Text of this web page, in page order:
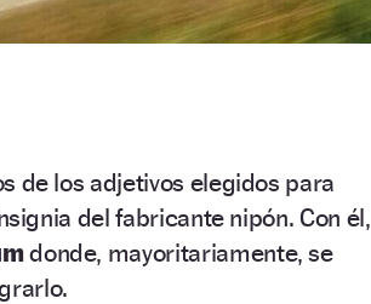
de los adjetivos elegidos para
del fabricante nipón. Con él,
donde, mayoritariamente, se